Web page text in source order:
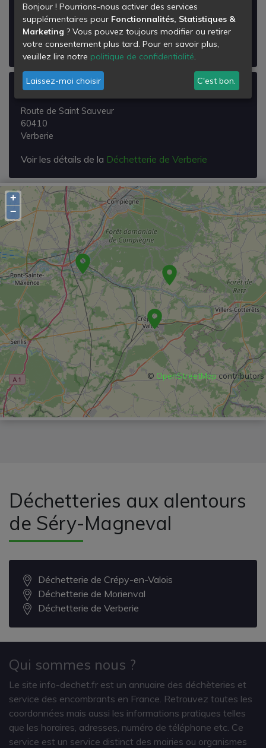
60127
Morienval
Voir les détails de laDéchetterie de Morienval
Déchetterie de Verberie
Route de Saint Sauveur
60410
Verberie
Voir les détails de la Déchetterie de Verberie
+
−
© OpenStreetMap contributors
Déchetteries aux alentours
de Séry-Magneval
Déchetterie de Crépy-en-Valois
Déchetterie de Morienval
Déchetterie de Verberie
Qui sommes nous ?
Le site info-dechet.fr est un annuaire des déchèteries et
service des encombrants en France. Retrouvez toutes les
coordonnées mais aussi les informations pratiques telles
que les horaires, adresses, numéro de téléphone etc. Ce
service est un service distinct des mairies ou organismes
Bonjour ! Pourrions-nous activer des services
supplémentaires pour Fonctionnalités, Statistiques &
Marketing ? Vous pouvez toujours modifier ou retirer
votre consentement plus tard. Pour en savoir plus,
veuillez lire notre politique de confidentialité.
Laissez-moi choisir C'est bon.